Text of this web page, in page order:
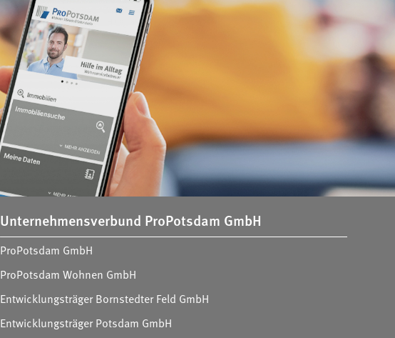
Unternehmensverbund ProPotsdam GmbH
ProPotsdam GmbH
ProPotsdam Wohnen GmbH
Entwicklungsträger Bornstedter Feld GmbH
Entwicklungsträger Potsdam GmbH